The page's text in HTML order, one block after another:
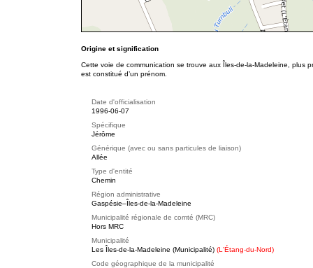
Origine et signification
Cette voie de communication se trouve aux Îles-de-la-Madeleine, plus
est constitué d’un prénom.
Date d'officialisation
1996-06-07
Spécifique
Jérôme
Générique (avec ou sans particules de liaison)
Allée
Type d'entité
Chemin
Région administrative
Gaspésie–Îles-de-la-Madeleine
Municipalité régionale de comté (MRC)
Hors MRC
Municipalité
Les Îles-de-la-Madeleine (Municipalité) (L'Étang-du-Nord)
Code géographique de la municipalité